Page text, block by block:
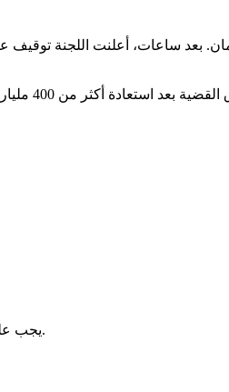
محمد بن سلمان. بعد ساعات، أعلنت
يجبلتتمكن من التعليق.